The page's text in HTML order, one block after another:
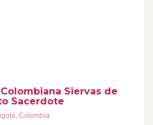
Siervas de
Sacerdote
, Colombia